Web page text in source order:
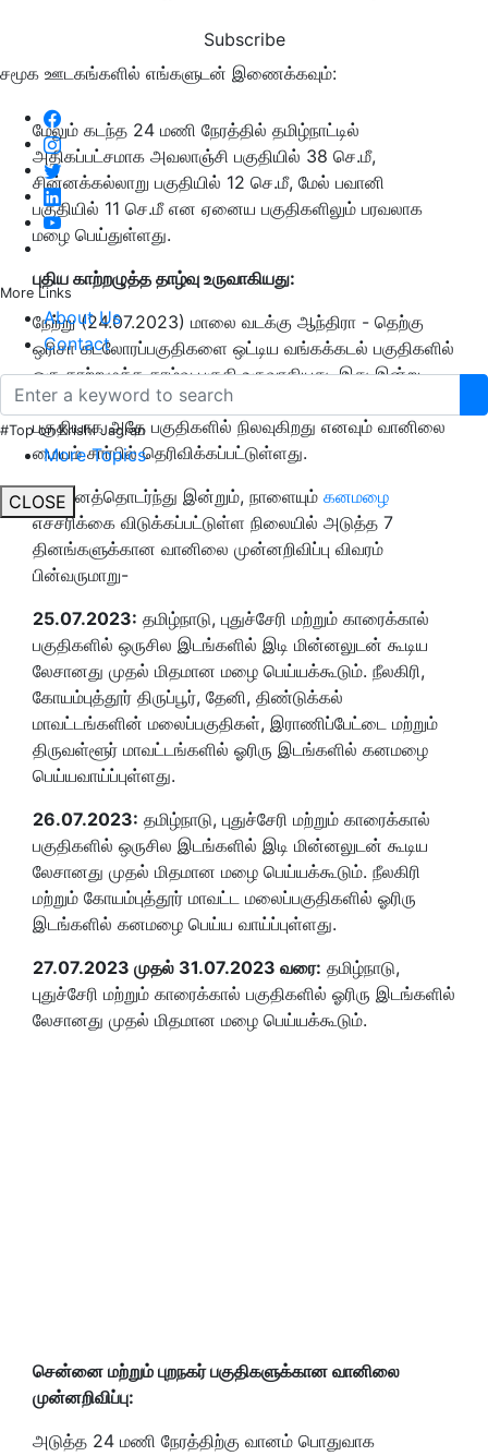
Subscribe
சமூக ஊடகங்களில் எங்களுடன் இணைக்கவும்:
More Links
About Us
Contact
#Top on Krishi Jagran
More Topics
CLOSE
மேலும் கடந்த 24 மணி நேரத்தில் தமிழ்நாட்டில்
அதிகப்பட்சமாக அவலாஞ்சி பகுதியில் 38 செ.மீ,
சின்னக்கல்லாறு பகுதியில் 12 செ.மீ, மேல் பவானி
பகுதியில் 11 செ.மீ என ஏனைய பகுதிகளிலும் பரவலாக
மழை பெய்துள்ளது.
புதிய காற்றழுத்த தாழ்வு உருவாகியது:
நேற்று (24.07.2023) மாலை வடக்கு ஆந்திரா - தெற்கு
ஒரிசா கடலோரப்பகுதிகளை ஒட்டிய வங்கக்கடல் பகுதிகளில்
ஒரு காற்றழுத்த தாழ்வு பகுதி உருவாகியது. இது இன்று
(25.07.2023) காலை ஆழ்ந்த காற்றழுத்த தாழ்வு
பகுதியாக அதே பகுதிகளில் நிலவுகிறது எனவும் வானிலை
மையம் சார்பில் தெரிவிக்கப்பட்டுள்ளது.
இதனைத்தொடர்ந்து இன்றும், நாளையும் கனமழை
எச்சரிக்கை விடுக்கப்பட்டுள்ள நிலையில் அடுத்த 7
தினங்களுக்கான வானிலை முன்னறிவிப்பு விவரம்
பின்வருமாறு-
25.07.2023: தமிழ்நாடு, புதுச்சேரி மற்றும் காரைக்கால்
பகுதிகளில் ஒருசில இடங்களில் இடி மின்னலுடன் கூடிய
லேசானது முதல் மிதமான மழை பெய்யக்கூடும். நீலகிரி,
கோயம்புத்தூர் திருப்பூர், தேனி, திண்டுக்கல்
மாவட்டங்களின் மலைப்பகுதிகள், இராணிப்பேட்டை மற்றும்
திருவள்ளூர் மாவட்டங்களில் ஓரிரு இடங்களில் கனமழை
பெய்யவாய்ப்புள்ளது.
26.07.2023: தமிழ்நாடு, புதுச்சேரி மற்றும் காரைக்கால்
பகுதிகளில் ஒருசில இடங்களில் இடி மின்னலுடன் கூடிய
லேசானது முதல் மிதமான மழை பெய்யக்கூடும். நீலகிரி
மற்றும் கோயம்புத்தூர் மாவட்ட மலைப்பகுதிகளில் ஓரிரு
இடங்களில் கனமழை பெய்ய வாய்ப்புள்ளது.
27.07.2023 முதல் 31.07.2023 வரை: தமிழ்நாடு,
புதுச்சேரி மற்றும் காரைக்கால் பகுதிகளில் ஓரிரு இடங்களில்
லேசானது முதல் மிதமான மழை பெய்யக்கூடும்.
சென்னை மற்றும் புறநகர் பகுதிகளுக்கான வானிலை
முன்னறிவிப்பு:
அடுத்த 24 மணி நேரத்திற்கு வானம் பொதுவாக